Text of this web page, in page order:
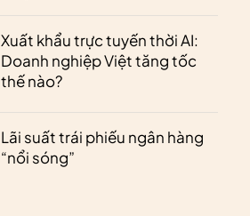
Xuất khẩu trực tuyến thời AI:
Doanh nghiệp Việt tăng tốc
thế nào?
Lãi suất trái phiếu ngân hàng
“nổi sóng”